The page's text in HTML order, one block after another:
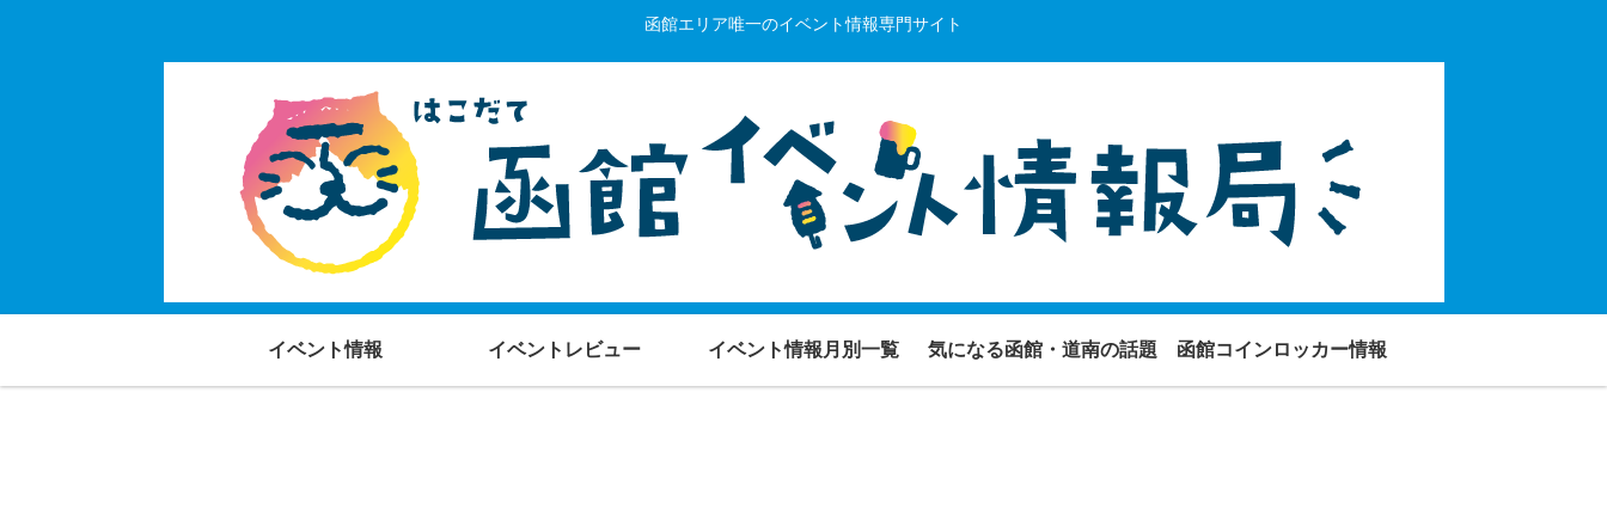
函館エリア唯一のイベント情報専門サイト
イベント情報 イベントレビュー イベント情報月別一覧 気になる函館・道南の話題 函館コインロッカー情報